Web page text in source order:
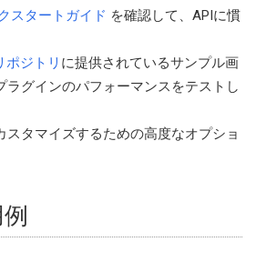
スタートガイド を確認して、APIに慣
ポジトリ に提供されているサンプル画
ラグインのパフォーマンスをテストし
スタマイズするための高度なオプショ